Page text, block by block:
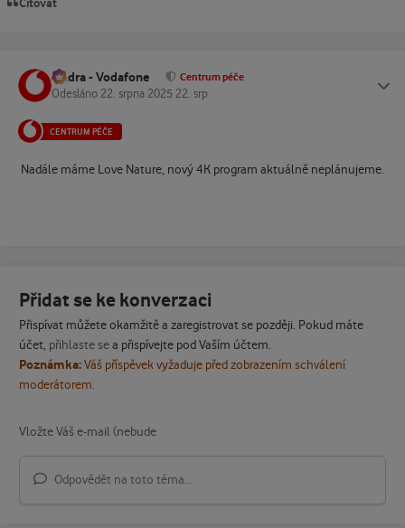
Citovat
Ondra - Vodafone Centrum péče
Odesláno 22. srpna 2025 22. srp
CENTRUM PÉČE
Nadále máme Love Nature, nový 4K program aktuálně neplánujeme.
Přidat se ke konverzaci
Přispívat můžete okamžitě a zaregistrovat se později. Pokud máte
účet, přihlaste sea přispívejte pod Vaším účtem.
Poznámka:Váš příspěvek vyžaduje před zobrazením schválení
moderátorem.
Odpovědět na toto téma...